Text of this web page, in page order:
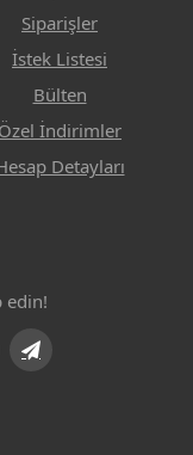
Siparişler
İstek Listesi
Bülten
Özel İndirimler
Detayları
edin!
Telegram